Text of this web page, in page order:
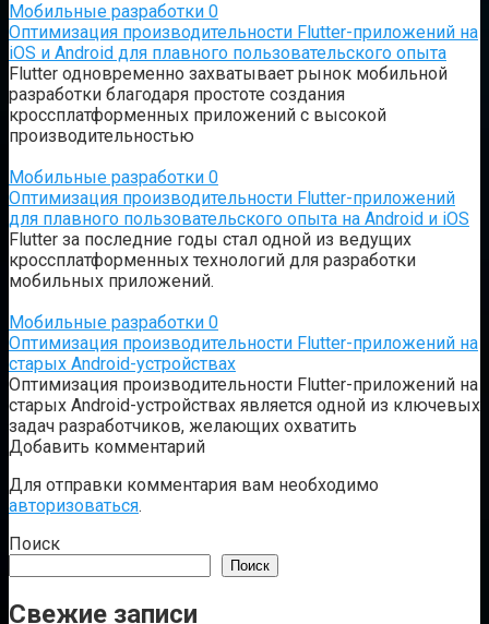
Мобильные разработки 0
Оптимизация производительности Flutter-приложений на
iOS и Android для плавного пользовательского опыта
Flutter одновременно захватывает рынок мобильной
разработки благодаря простоте создания
кроссплатформенных приложений с высокой
производительностью
Мобильные разработки 0
Оптимизация производительности Flutter-приложений
для плавного пользовательского опыта на Android и iOS
Flutter за последние годы стал одной из ведущих
кроссплатформенных технологий для разработки
мобильных приложений.
Мобильные разработки 0
Оптимизация производительности Flutter-приложений на
старых Android-устройствах
Оптимизация производительности Flutter-приложений на
старых Android-устройствах является одной из ключевых
задач разработчиков, желающих охватить
Добавить комментарий
Для отправки комментария вам необходимо
авторизоваться.
Поиск
Поиск
Свежие записи